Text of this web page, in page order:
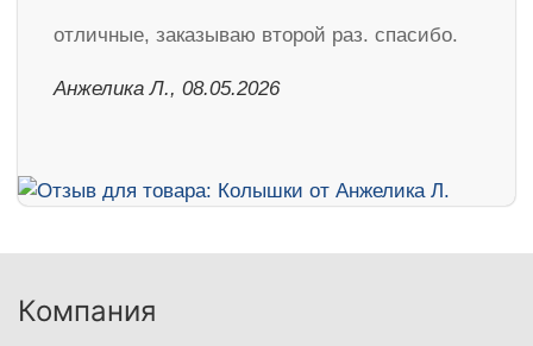
отличные, заказываю второй раз. спасибо.
Анжелика Л., 08.05.2026
Компания